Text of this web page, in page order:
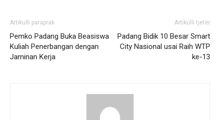
Artikulli paraprak
Pemko Padang Buka Beasiswa
Kuliah Penerbangan dengan
Jaminan Kerja
Artikulli tjetër
Padang Bidik 10 Besar Smart
City Nasional usai Raih WTP
ke-13